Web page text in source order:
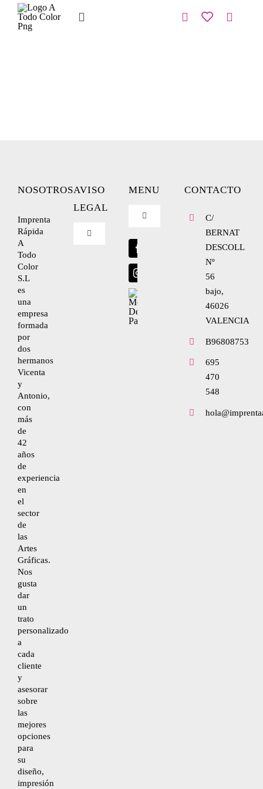
Saltar
contenido
Toggle
Contacto
NOSOTROS
Imprenta
Rápida
A
Todo
Color
S.L
es
una
empresa
formada
por
dos
hermanos
Vicenta
y
Antonio,
con
más
de
42
años
de
experiencia
en
el
sector
de
las
Artes
Gráficas.
Nos
gusta
dar
un
trato
personalizado
a
cada
cliente
y
asesorar
sobre
las
mejores
opciones
para
su
diseño,
impresión
AVISO
LEGAL
Toggle
Condiciones de uso
MENU
Toggle
CONTACTO
C/
BERNAT
DESCOLL
Nº
56
bajo,
46026
VALENCIA
B96808753
695
470
548